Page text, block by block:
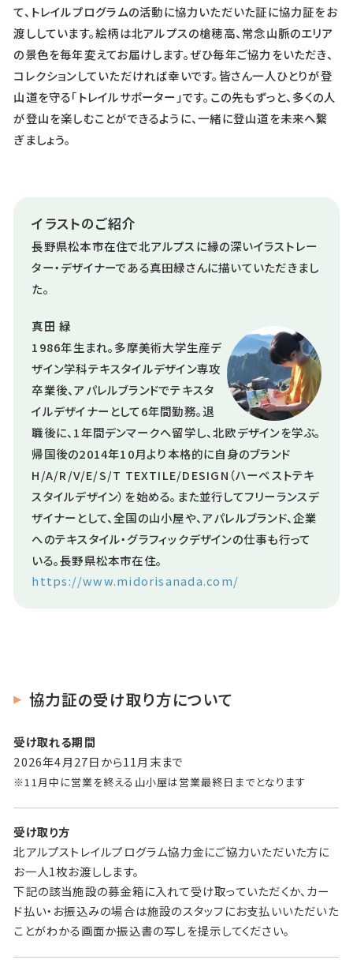
て、 トレイルプログラムの活動に協力いただいた証に協力証をお
渡ししています。絵柄は北アルプスの槍穂高、常念山脈のエリア
の景色を毎年変えてお届けします。ぜひ毎年ご協力をいただき、
コレクションしていただければ幸いです。皆さん一人ひとりが登
山道を守る「トレイルサポーター」です。 この先もずっと、多くの人
が登山を楽しむことができるように、一緒に登山道を未来へ繋
ぎましょう。
イラストのご紹介
長野県松本市在住で北アルプスに縁の深いイラストレー
ター・デザイナーである真田緑さんに描いていただきまし
た。
真田 緑
1986年生まれ。多摩美術大学生産デ
ザイン学科テキスタイルデザイン専攻
卒業後、アパレルブランドでテキスタ
イルデザイナーとして6年間勤務。退
職後に、1年間デンマークへ留学し、北欧デザインを学ぶ。
帰国後の2014年10月より本格的に自身のブランド
H/A/R/V/E/S/T TEXTILE/DESIGN（ハーベストテキ
スタイルデザイン）を始める。また並行してフリーランスデ
ザイナーとして、全国の山小屋や、アパレルブランド、企業
へのテキスタイル・グラフィックデザインの仕事も行って
いる。長野県松本市在住。
https://www.midorisanada.com/
協力証の受け取り方について
受け取れる期間
2026年4月27日から11月末まで
※11月中に営業を終える山小屋は営業最終日までとなります
受け取り方
北アルプストレイルプログラム協力金にご協力いただいた方に
お一人1枚お渡しします。
下記の該当施設の募金箱に入れて受け取っていただくか、カー
ド払い・お振込みの場合は施設のスタッフにお支払いいただいた
ことがわかる画面か振込書の写しを提示してください。